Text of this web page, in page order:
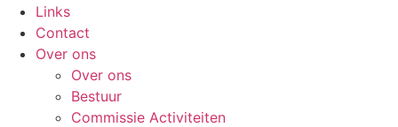
Links
Contact
Over ons
Over ons
Bestuur
Commissie Activiteiten